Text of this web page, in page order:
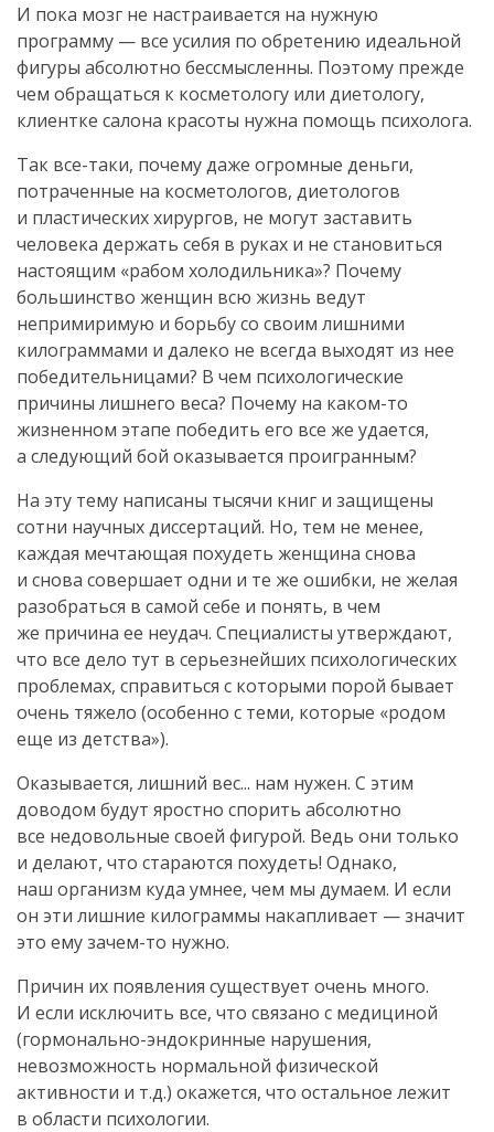
И пока мозг не настраивается на нужную
программу — все усилия по обретению идеальной
фигуры абсолютно бессмысленны. Поэтому прежде
чем обращаться к косметологу или диетологу,
клиентке салона красоты нужна помощь психолога.
Так все-таки, почему даже огромные деньги,
потраченные на косметологов, диетологов
и пластических хирургов, не могут заставить
человека держать себя в руках и не становиться
настоящим «рабом холодильника»? Почему
большинство женщин всю жизнь ведут
непримиримую и борьбу со своим лишними
килограммами и далеко не всегда выходят из нее
победительницами? В чем психологические
причины лишнего веса? Почему на каком-то
жизненном этапе победить его все же удается,
а следующий бой оказывается проигранным?
На эту тему написаны тысячи книг и защищены
сотни научных диссертаций. Но, тем не менее,
каждая мечтающая похудеть женщина снова
и снова совершает одни и те же ошибки, не желая
разобраться в самой себе и понять, в чем
же причина ее неудач. Специалисты утверждают,
что все дело тут в серьезнейших психологических
проблемах, справиться с которыми порой бывает
очень тяжело (особенно с теми, которые «родом
еще из детства»).
Оказывается, лишний вес... нам нужен. С этим
доводом будут яростно спорить абсолютно
все недовольные своей фигурой. Ведь они только
и делают, что стараются похудеть! Однако,
наш организм куда умнее, чем мы думаем. И если
он эти лишние килограммы накапливает — значит
это емузачем-то нужно.
Причин их появления существует очень много.
И если исключить все, что связано с медициной
(гормонально-эндокринные нарушения,
невозможность нормальной физической
активности и т.д.) окажется, что остальное лежит
в области психологии.